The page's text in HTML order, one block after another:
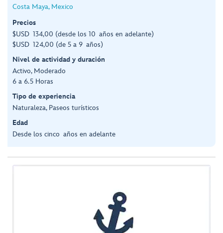
Costa Maya, Mexico
Precios
$USD 134,00 (desde los 10 años en adelante)
$USD 124,00 (de 5 a 9 años)
Nivel de actividad y duración
Activo, Moderado
6 a 6.5 Horas
Tipo de experiencia
Naturaleza, Paseos turísticos
Edad
Desde los cinco años en adelante